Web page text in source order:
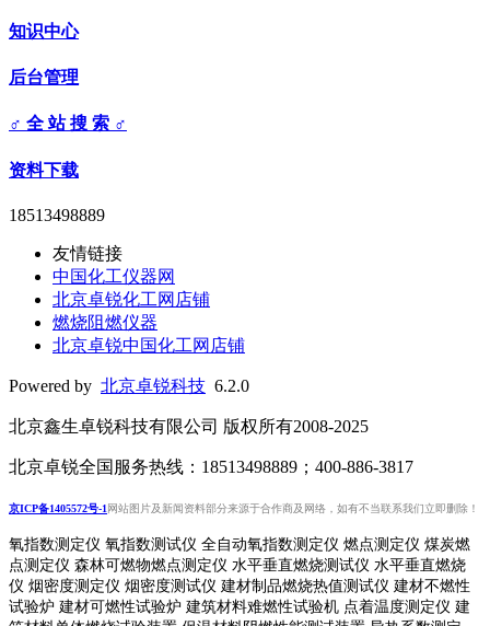
知识中心
后台管理
♂ 全 站 搜 索 ♂
资料下载
18513498889
友情链接
中国化工仪器网
北京卓锐化工网店铺
燃烧阻燃仪器
北京卓锐中国化工网店铺
Powered by 北京卓锐科技 6.2.0
北京鑫生卓锐科技有限公司 版权所有2008-2025
北京卓锐全国服务热线：18513498889；400-886-3817
京ICP备1405572号-1网站图片及新闻资料部分来源于合作商及网络，如有不当联系我们立即删除！
氧指数测定仪 氧指数测试仪 全自动氧指数测定仪 燃点测定仪 煤炭燃
点测定仪 森林可燃物燃点测定仪 水平垂直燃烧测试仪 水平垂直燃烧
仪 烟密度测定仪 烟密度测试仪 建材制品燃烧热值测试仪 建材不燃性
试验炉 建材可燃性试验炉 建筑材料难燃性试验机 点着温度测定仪 建